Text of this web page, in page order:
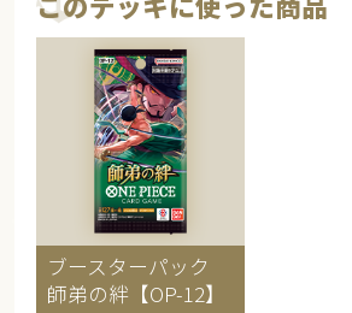
ブースターパック
師弟の絆【OP-12】